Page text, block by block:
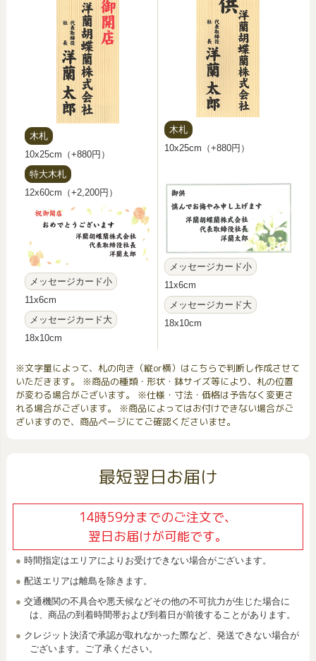
木札
10x25cm（+880円）
特大木札
12x60cm（+2,200円）
メッセージカード小
11x6cm
メッセージカード大
18x10cm
木札
10x25cm（+880円）
メッセージカード小
11x6cm
メッセージカード大
18x10cm
※文字量によって、札の向き（縦or横）はこちらで判断し作成させて
いただきます。 ※商品の種類・形状・鉢サイズ等により、札の位置
が変わる場合がございます。 ※仕様・寸法・価格は予告なく変更さ
れる場合がございます。 ※商品によってはお付けできない場合がご
ざいますので、商品ページにてご確認くださいませ。
最短翌日お届け
14時59分までのご注文で、
翌日お届けが可能です。
時間指定はエリアによりお受けできない場合がございます。
配送エリアは離島を除きます。
交通機関の不具合や悪天候などその他の不可抗力が生じた場合に
は、商品の到着時間帯および到着日が前後することがあります。
クレジット決済で承認が取れなかった際など、発送できない場合が
ございます。ご了承ください。